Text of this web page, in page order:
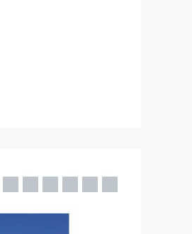
begrüßt die von der
Maßnahmen